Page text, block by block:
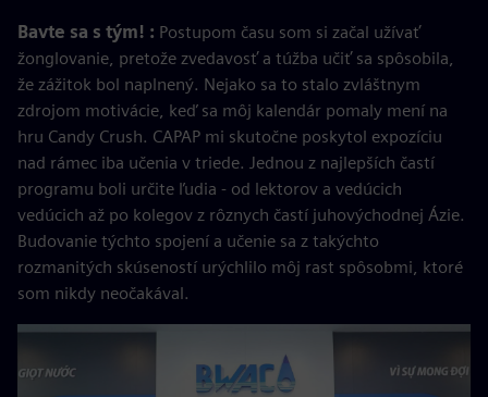
Bavte sa s tým! : Postupom času som si začal užívať
žonglovanie, pretože zvedavosť a túžba učiť sa spôsobila,
že zážitok bol naplnený. Nejako sa to stalo zvláštnym
zdrojom motivácie, keď sa môj kalendár pomaly mení na
hru Candy Crush. CAPAP mi skutočne poskytol expozíciu
nad rámec iba učenia v triede. Jednou z najlepších častí
programu boli určite ľudia - od lektorov a vedúcich
vedúcich až po kolegov z rôznych častí juhovýchodnej Ázie.
Budovanie týchto spojení a učenie sa z takýchto
rozmanitých skúseností urýchlilo môj rast spôsobmi, ktoré
som nikdy neočakával.